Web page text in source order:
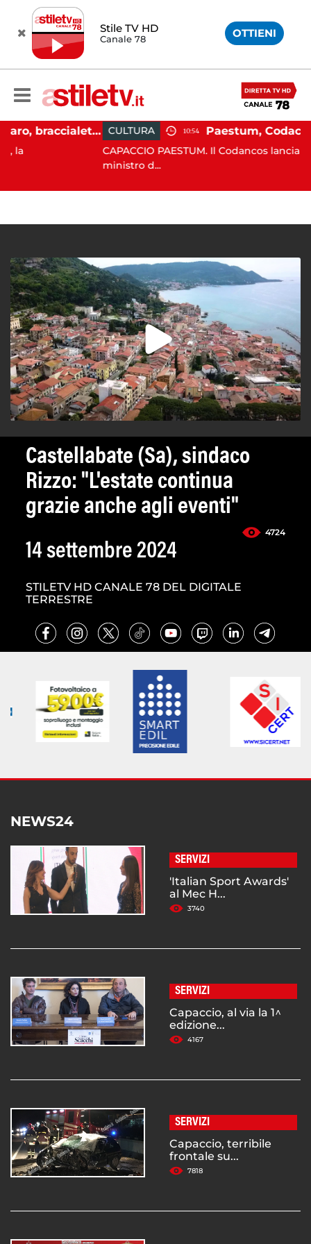
Stile TV HD
Canale 78 OTTIENI
Martina Carbonaro, braccialetto elettronico per i genitori della 14enne uccisa dall'ex CULTURA 10:54
CAPACCIO PAESTUM. Il Codancos lancia un
ministro d...
Castellabate (Sa), sindaco
Rizzo: "L'estate continua
grazie anche agli eventi"
4724
14 settembre 2024
STILETV HD CANALE 78 DEL DIGITALE
TERRESTRE
NEWS24
SERVIZI
'Italian Sport Awards'
al Mec H...
3740
SERVIZI
Capaccio, al via la 1^
edizione...
4167
SERVIZI
Capaccio, terribile
frontale su...
7818